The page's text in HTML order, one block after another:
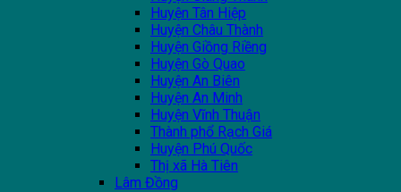
Huyện Tân Hiệp
Huyện Châu Thành
Huyện Giồng Riềng
Huyện Gò Quao
Huyện An Biên
Huyện An Minh
Huyện Vĩnh Thuận
Thành phổ Rạch Giá
Huyện Phú Quốc
Thị xã Hà Tiên
Lâm Đồng